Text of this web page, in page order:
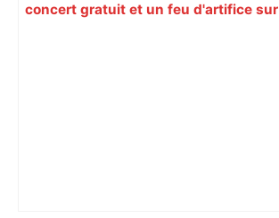
concert gratuit et un feu d'artifice sur